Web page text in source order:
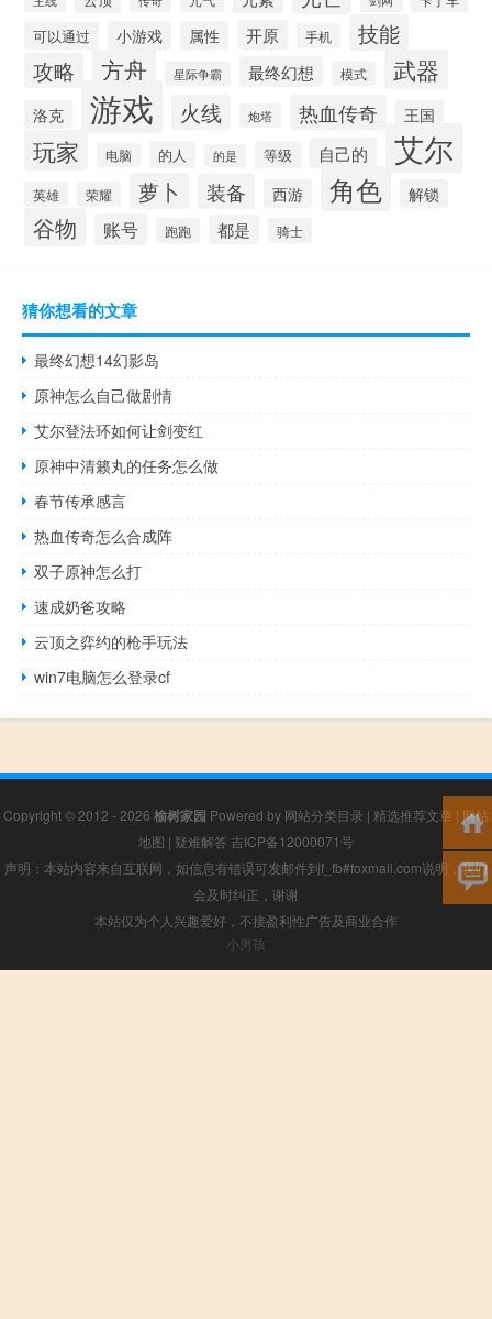
可以通过 小游戏 属性 开原 手机 技能
攻略 方舟 星际争霸 最终幻想 模式 武器
洛克 游戏 火线 炮塔 热血传奇 王国
玩家 电脑 的人 的是 等级 自己的 艾尔
英雄 荣耀 萝卜 装备 西游 角色 解锁
谷物 账号 跑跑 都是 骑士
猜你想看的文章
最终幻想14幻影岛
原神怎么自己做剧情
艾尔登法环如何让剑变红
原神中清籁丸的任务怎么做
春节传承感言
热血传奇怎么合成阵
双子原神怎么打
速成奶爸攻略
云顶之弈约的枪手玩法
win7电脑怎么登录cf
Copyright © 2012 - 2026 榆树家园 Powered by 网站分类目录 | 精选推荐文章 | 网站
地图 | 疑难解答 吉ICP备12000071号
声明：本站内容来自互联网，如信息有错误可发邮件到f_fb#foxmail.com说明，我们
会及时纠正，谢谢
本站仅为个人兴趣爱好，不接盈利性广告及商业合作
小男孩